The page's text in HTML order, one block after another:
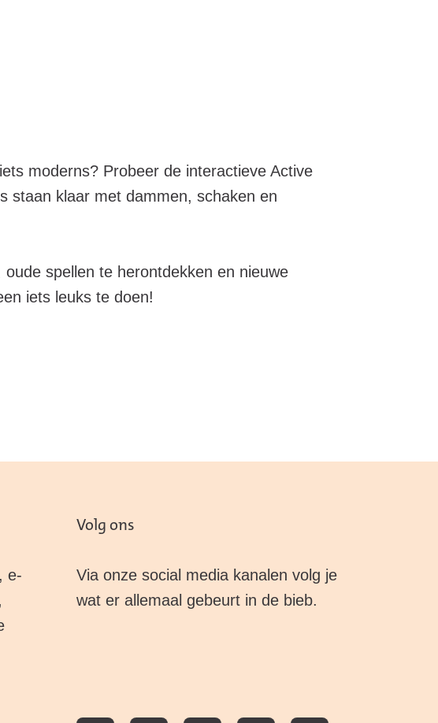
moderns? Probeer de interactieve Active
staan klaar met dammen, schaken en
spellen te herontdekken en nieuwe
iets leuks te doen!
e-
Volg ons
Via onze social media kanalen volg je
wat er allemaal gebeurt in de bieb.